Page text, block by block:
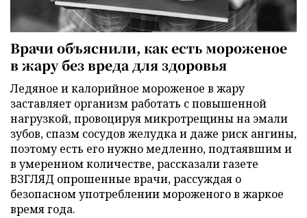
Врачи объяснили, как есть мороженое
в жару без вреда для здоровья
Ледяное и калорийное мороженое в жару
заставляет организм работать с повышенной
нагрузкой, провоцируя микротрещины на эмали
зубов, спазм сосудов желудка и даже риск ангины,
поэтому есть его нужно медленно, подтаявшим и
в умеренном количестве, рассказали газете
ВЗГЛЯД опрошенные врачи, рассуждая о
безопасном употреблении мороженого в жаркое
время года.